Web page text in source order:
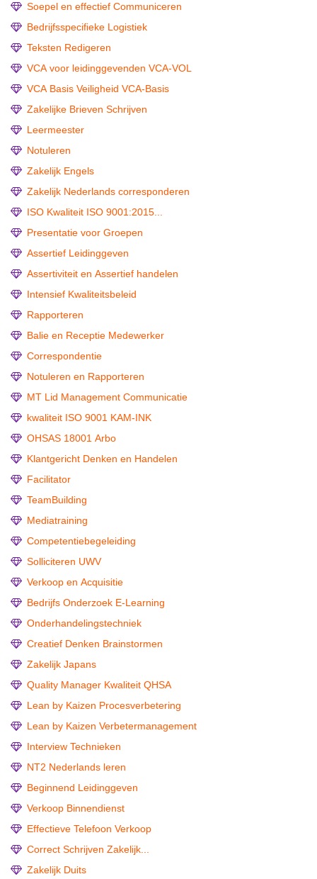
Soepel en effectief Communiceren
Bedrijfsspecifieke Logistiek
Teksten Redigeren
VCA voor leidinggevenden VCA-VOL
VCA Basis Veiligheid VCA-Basis
Zakelijke Brieven Schrijven
Leermeester
Notuleren
Zakelijk Engels
Zakelijk Nederlands corresponderen
ISO Kwaliteit ISO 9001:2015...
Presentatie voor Groepen
Assertief Leidinggeven
Assertiviteit en Assertief handelen
Intensief Kwaliteitsbeleid
Rapporteren
Balie en Receptie Medewerker
Correspondentie
Notuleren en Rapporteren
MT Lid Management Communicatie
kwaliteit ISO 9001 KAM-INK
OHSAS 18001 Arbo
Klantgericht Denken en Handelen
Facilitator
TeamBuilding
Mediatraining
Competentiebegeleiding
Solliciteren UWV
Verkoop en Acquisitie
Bedrijfs Onderzoek E-Learning
Onderhandelingstechniek
Creatief Denken Brainstormen
Zakelijk Japans
Quality Manager Kwaliteit QHSA
Lean by Kaizen Procesverbetering
Lean by Kaizen Verbetermanagement
Interview Technieken
NT2 Nederlands leren
Beginnend Leidinggeven
Verkoop Binnendienst
Effectieve Telefoon Verkoop
Correct Schrijven Zakelijk...
Zakelijk Duits